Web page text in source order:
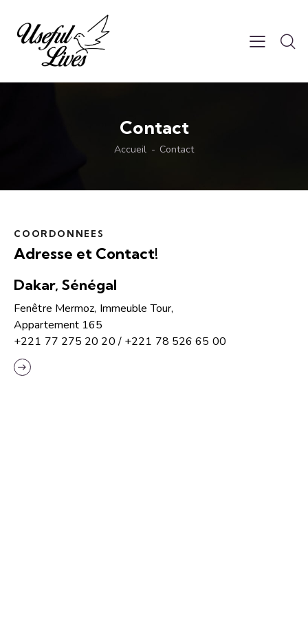
Contact
Accueil Contact
COORDONNEES
Adresse et Contact!
Dakar, Sénégal
Fenêtre Mermoz, Immeuble Tour,
Appartement 165
+221 77 275 20 20 / +221 78 526 65 00